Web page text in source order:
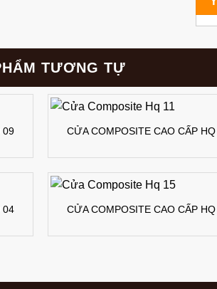
TƯƠNG TỰ
09 CỬA COMPOSITE CAO CẤP
04 CỬA COMPOSITE CAO CẤP